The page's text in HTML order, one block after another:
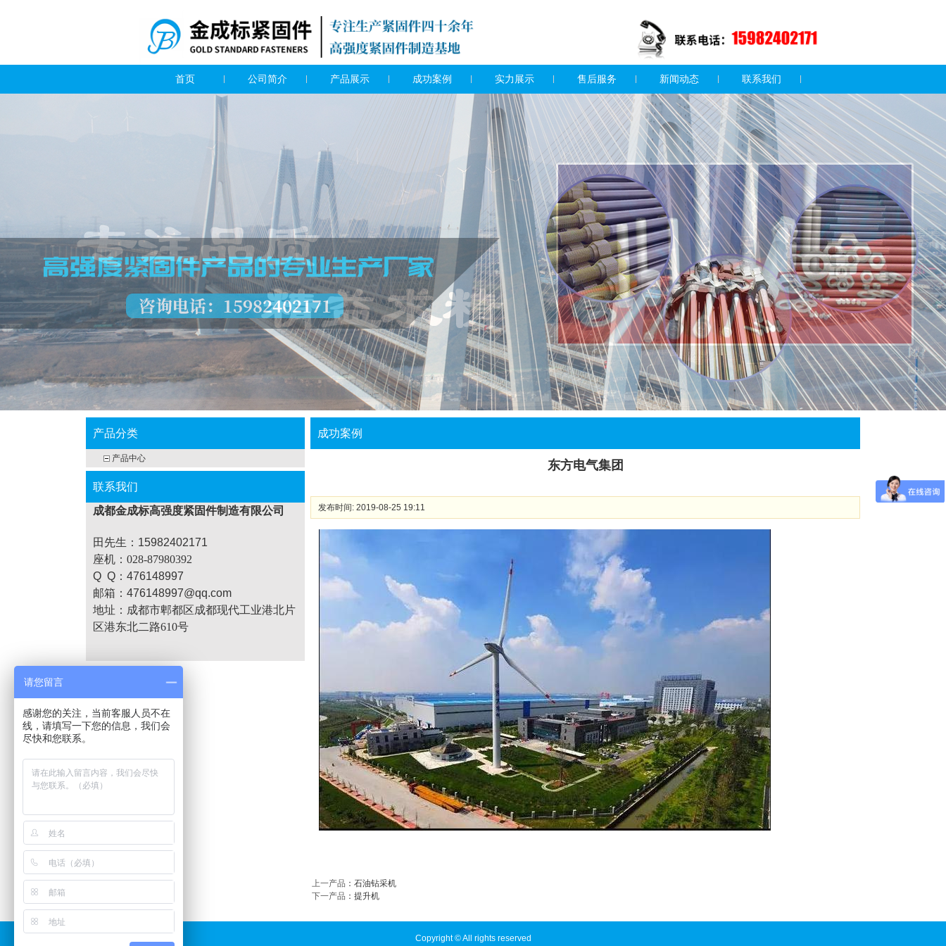
首页 公司简介 产品展示 成功案例 实力展示 售后服务 新闻动态 联系我们
产品分类
产品中心
联系我们
成都金成标高强度紧固件制造有限公司
田先生：15982402171
座机 ：028-87980392
Q Q：476148997
邮箱：476148997@qq.com
地址： 成都市郫都区成都现代工业港北片
区港东北二路610号
成功案例
东方电气集团
发布时间: 2019-08-25 19:11
上一产品 ： 石油钻采机
下一产品 ： 提升机
Copyright © All rights reserved
请您留言
感谢您的关注，当前客服人员不在
线，请填写一下您的信息，我们会
尽快和您联系。